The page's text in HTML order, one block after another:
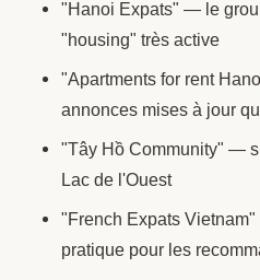
"Hanoi Expats" — le
"housing" très active
"Apartments for rent
annonces mises à jour
"Tây Hồ Community" —
Lac de l'Ouest
"French Expats
pratique pour les